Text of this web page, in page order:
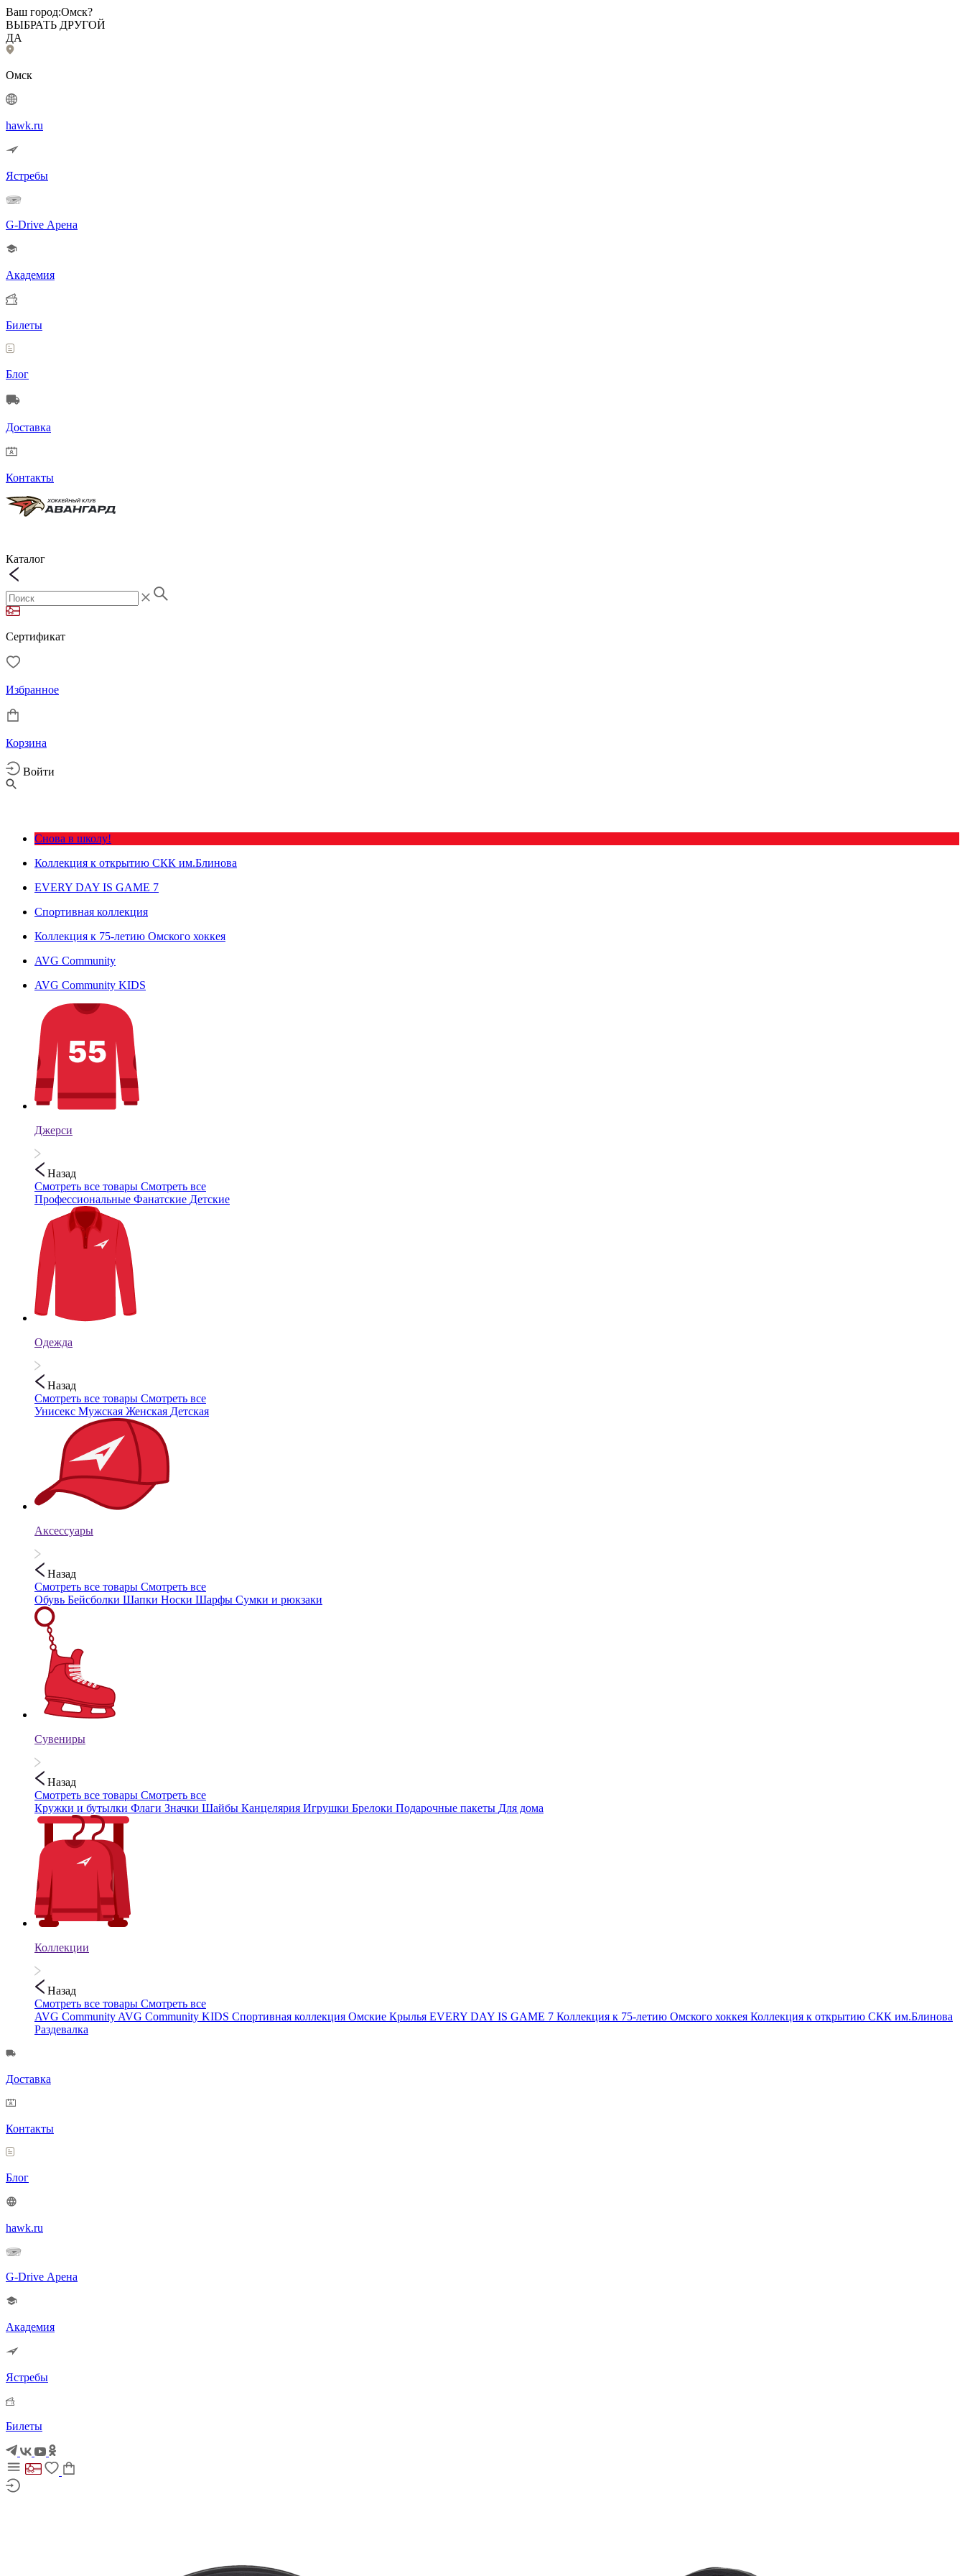
Ваш город:Омск?
ВЫБРАТЬ ДРУГОЙ
ДА
Омск
hawk.ru
Ястребы
G-Drive Арена
Академия
Билеты
Блог
Доставка
Контакты
Каталог
Сертификат
Избранное
Корзина
Войти
Снова в школу!
Коллекция к открытию СКК им.Блинова
EVERY DAY IS GAME 7
Спортивная коллекция
Коллекция к 75-летию Омского хоккея
AVG Community
AVG Community KIDS
Джерси
Назад
Смотреть все товары Смотреть все
Профессиональные Фанатские Детские
Одежда
Назад
Смотреть все товары Смотреть все
Унисекс Мужская Женская Детская
Аксессуары
Назад
Смотреть все товары Смотреть все
Обувь Бейсболки Шапки Носки Шарфы Сумки и рюкзаки
Сувениры
Назад
Смотреть все товары Смотреть все
Кружки и бутылки Флаги Значки Шайбы Канцелярия Игрушки Брелоки Подарочные пакеты Для дома
Коллекции
Назад
Смотреть все товары Смотреть все
AVG Community AVG Community KIDS Спортивная коллекция Омские Крылья EVERY DAY IS GAME 7 Коллекция к 75-летию Омского хоккея Коллекция к открытию СКК им.Блинова
Раздевалка
Доставка
Контакты
Блог
hawk.ru
G-Drive Арена
Академия
Ястребы
Билеты